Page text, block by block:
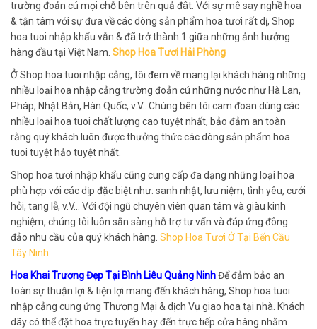
trường đoản cú mọi chỗ bên trên quả đât. Với sự mê say nghề hoa
& tận tâm với sự đưa về các dòng sản phẩm hoa tươi rất dị, Shop
hoa tuoi nhập khẩu vẫn & đã trở thành 1 giữa những ảnh hưởng
hàng đầu tại Việt Nam. Shop Hoa Tươi Hải Phòng
Ở Shop hoa tuoi nhập cảng, tôi đem về mang lại khách hàng những
nhiều loại hoa nhập cảng trường đoản cú những nước như Hà Lan,
Pháp, Nhật Bản, Hàn Quốc, v.V.. Chúng bên tôi cam đoan dùng các
nhiều loại hoa tuoi chất lượng cao tuyệt nhất, bảo đảm an toàn
rằng quý khách luôn được thưởng thức các dòng sản phẩm hoa
tuoi tuyệt hảo tuyệt nhất.
Shop hoa tươi nhập khẩu cũng cung cấp đa dạng những loại hoa
phù hợp với các dịp đặc biệt như: sanh nhật, lưu niệm, tình yêu, cưới
hỏi, tang lễ, v.V… Với đội ngũ chuyên viên quan tâm và giàu kinh
nghiệm, chúng tôi luôn sẵn sàng hỗ trợ tư vấn và đáp ứng đông
đảo nhu cầu của quý khách hàng. Shop Hoa Tươi Ở Tại Bến Cầu
Tây Ninh
Hoa Khai Trương Đẹp Tại Bình Liêu Quảng NinhĐể đảm bảo an
toàn sự thuận lợi & tiện lợi mang đến khách hàng, Shop hoa tuoi
nhập cảng cung ứng Thương Mại & dịch Vụ giao hoa tại nhà. Khách
dãy có thể đặt hoa trực tuyến hay đến trực tiếp cửa hàng nhằm